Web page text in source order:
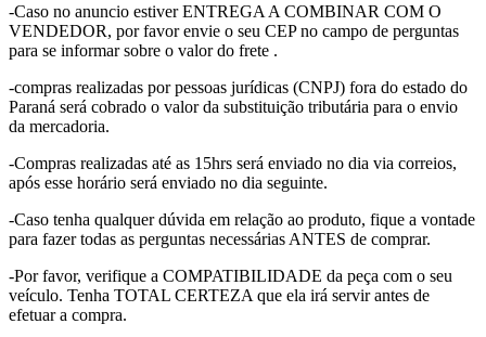
-Caso no anuncio estiver ENTREGA A COMBINAR COM O
VENDEDOR, por favor envie o seu CEP no campo de perguntas
para se informar sobre o valor do frete .
-compras realizadas por pessoas jurídicas (CNPJ) fora do estado do
Paraná será cobrado o valor da substituição tributária para o envio
da mercadoria.
-Compras realizadas até as 15hrs será enviado no dia via correios,
após esse horário será enviado no dia seguinte.
-Caso tenha qualquer dúvida em relação ao produto, fique a vontade
para fazer todas as perguntas necessárias ANTES de comprar.
-Por favor, verifique a COMPATIBILIDADE da peça com o seu
veículo. Tenha TOTAL CERTEZA que ela irá servir antes de
efetuar a compra.